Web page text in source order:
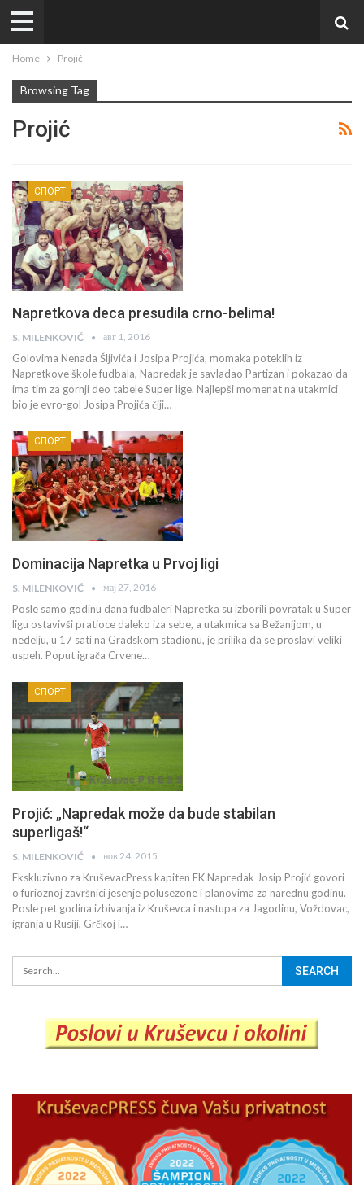
Home Projić
Browsing Tag
Projić
СПОРТ
Napretkova deca presudila crno-belima!
S. MILENKOVIĆ авг 1, 2016
Golovima Nenada Šljivića i Josipa Projića, momaka poteklih iz
Napretkove škole fudbala, Napredak je savladao Partizan i pokazao da
ima tim za gornji deo tabele Super lige. Najlepši momenat na utakmici
bio je evro-gol Josipa Projića čiji…
СПОРТ
Dominacija Napretka u Prvoj ligi
S. MILENKOVIĆ мај 27, 2016
Posle samo godinu dana fudbaleri Napretka su izborili povratak u Super
ligu ostavivši pratioce daleko iza sebe, a utakmica sa Bežanijom, u
nedelju, u 17 sati na Gradskom stadionu, je prilika da se proslavi veliki
uspeh. Poput igrača Crvene…
СПОРТ
Projić: „Napredak može da bude stabilan
superligaš!“
S. MILENKOVIĆ нов 24, 2015
Ekskluzivno za KruševacPress kapiten FK Napredak Josip Projić govori
o furioznoj završnici jesenje polusezone i planovima za narednu godinu.
Posle pet godina izbivanja iz Kruševca i nastupa za Jagodinu, Voždovac,
igranja u Rusiji, Grčkoj i…